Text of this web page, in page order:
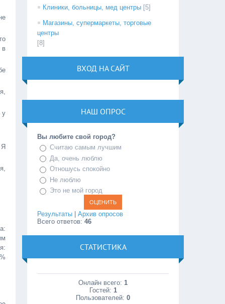
в
у
Клиники, больницы, мед центры [5]
Магазины, супермаркеты, торговые
центры
[8]
ВХОД НА САЙТ
НАШ ОПРОС
Вы любите свой город?
Считаю самым лучшим
Да, очень люблю
Отношусь спокойно
Не люблю
Это не мой город
Результаты |Архив опросов
Всего ответов:46
СТАТИСТИКА
Онлайн всего: 1
Гостей: 1
Пользователей:0